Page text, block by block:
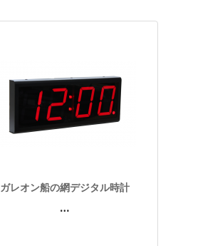
ガレオン船の網デジタル時計
…